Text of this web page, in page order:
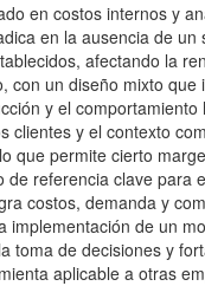
en costos internos y
en la ausencia de un
afectando la
con un diseño mixto
y el comportamiento
y el contexto
que permite cierto
referencia clave para
costos, demanda y
implementación de un
toma de decisiones y
aplicable a otras